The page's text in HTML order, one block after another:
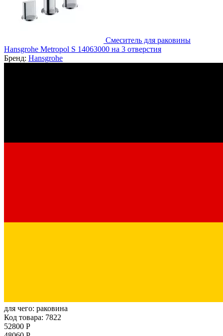
Смеситель для раковины
Hansgrohe Metropol S 14063000 на 3 отверстия
Бренд: Hansgrohe
для чего: раковина
Код товара: 7822
52800 Р